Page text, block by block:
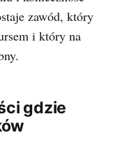
zawód, który
i który na
gdzie